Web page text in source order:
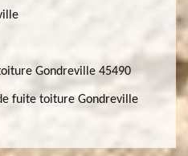
Gondreville 45490
fuite toiture Gondreville